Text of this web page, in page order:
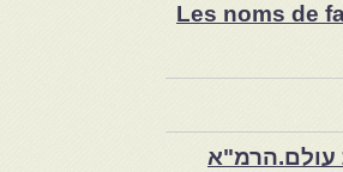
Les noms de
עולם.הרמ"א